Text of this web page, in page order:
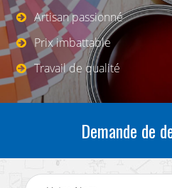
Artisan passionné
Prix imbattable
Travail de qualité
Demande de